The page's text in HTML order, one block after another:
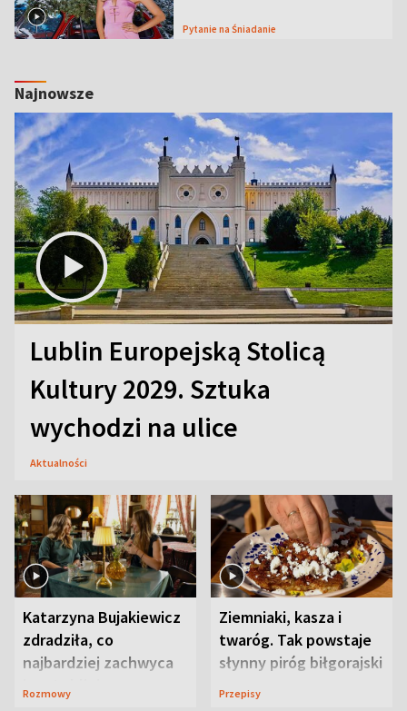
Pytanie na Śniadanie
Najnowsze
Lublin Europejską Stolicą
Kultury 2029. Sztuka
wychodzi na ulice
Aktualności
Katarzyna Bujakiewicz
zdradziła, co
najbardziej zachwyca
ją w Lublinie
Rozmowy
Ziemniaki, kasza i
twaróg. Tak powstaje
słynny piróg biłgorajski
Przepisy